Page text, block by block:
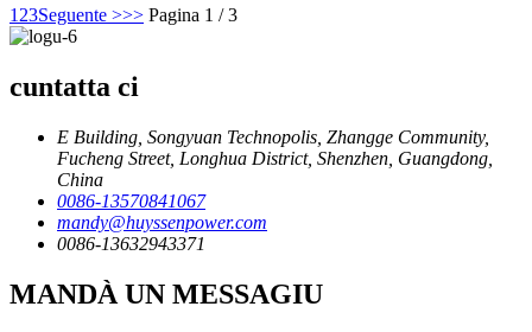
1 23Seguente >>> Pagina 1 / 3
cuntatta ci
E Building, Songyuan Technopolis, Zhangge Community,
Fucheng Street, Longhua District, Shenzhen, Guangdong,
China
0086-13570841067
mandy@huyssenpower.com
0086-13632943371
MANDÀ UN MESSAGIU